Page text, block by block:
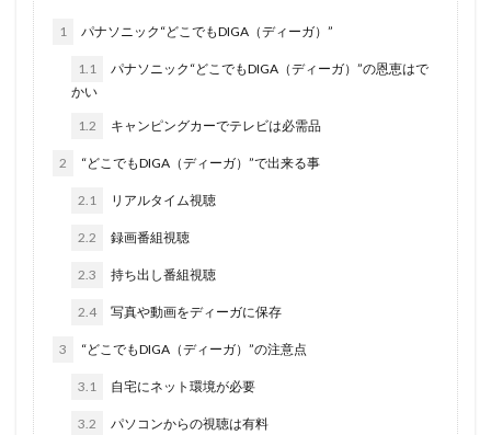
1 パナソニック“どこでもDIGA（ディーガ）”
1.1
パナソニック“どこでもDIGA（ディーガ）”の恩恵はで
かい
1.2 キャンピングカーでテレビは必需品
2 “どこでもDIGA（ディーガ）”で出来る事
2.1 リアルタイム視聴
2.2 録画番組視聴
2.3 持ち出し番組視聴
2.4 写真や動画をディーガに保存
3 “どこでもDIGA（ディーガ）”の注意点
3.1 自宅にネット環境が必要
3.2 パソコンからの視聴は有料